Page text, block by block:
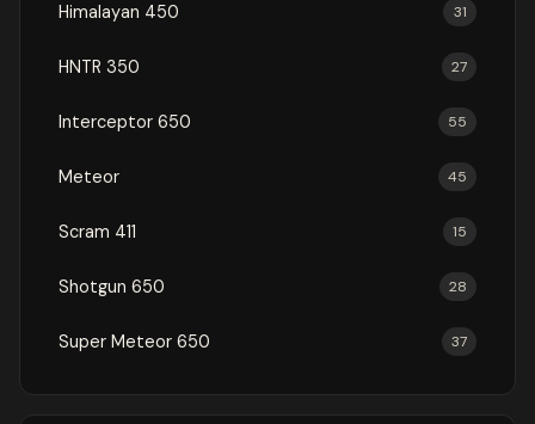
Himalayan 450 31
HNTR 350 27
Interceptor 650 55
Meteor 45
Scram 411 15
Shotgun 650 28
Super Meteor 650 37